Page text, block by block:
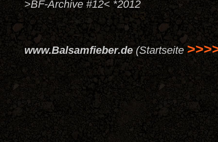
>BF-Archive #12< *2012
www.Balsamfieber.de (Startseite